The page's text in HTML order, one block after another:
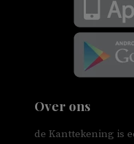
Over ons
de Kanttekening is